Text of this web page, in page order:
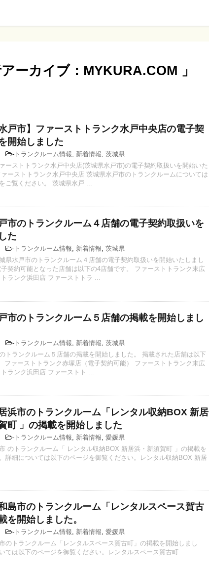
アーカイブ：MYKURA.COM 」
戸市】ファーストトランク水戸中央店の電子契
開始しました
- トランクルーム情報, 新着情報, 茨城県
ーストトランク水戸中央店(茨城県水戸市)の電子契約取扱いを開始いた
ァーストトランク水戸中央店 茨城県水戸市のトランクルームについては
ご覧ください。 茨城県水戸 ...
市のトランクルーム４店舗の電子契約取扱いを
た
- トランクルーム情報, 新着情報, 茨城県
県水戸市のトランクルーム４店舗の電子契約取扱いを開始いたしまし
契約可能となった店舗は以下の4店舗です。 ファーストトランク末広
ランク浜田店 ファーストトラ ...
市のトランクルーム５店舗の掲載を開始しまし
- トランクルーム情報, 新着情報, 茨城県
トランクルーム５店舗の掲載を開始しました。 掲載された店舗は以下
ファーストトランク赤塚店（電子契約可能） ファーストトランク末広
ランク浜田店 ファーストト ...
浜市のトランクルーム「レンタル収納BOX 新居
町 」の掲載を開始しました
- トランクルーム情報, 新着情報, 愛媛県
のトランクルーム「 レンタル収納BOX 新居浜・新須賀町 」の掲載を
詳細については以下のページを御覧ください。レンタル収納BOX 新居
島市のトランクルーム「レンタルスペース賀古
を開始しました。
- トランクルーム情報, 新着情報, 愛媛県
のトランクルーム「レンタルスペース賀古町」の掲載を開始しまし
ては以下のページを御覧ください。レンタルスペース賀古町